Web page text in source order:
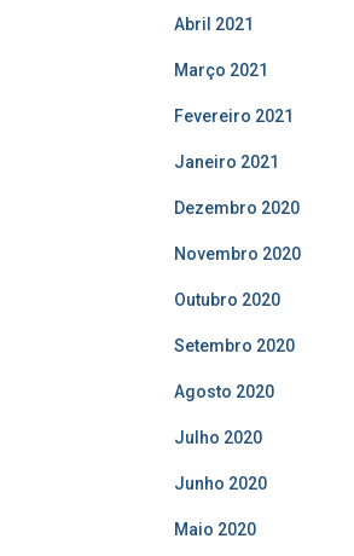
Abril 2021
Março 2021
Fevereiro 2021
Janeiro 2021
Dezembro 2020
Novembro 2020
Outubro 2020
Setembro 2020
Agosto 2020
Julho 2020
Junho 2020
Maio 2020